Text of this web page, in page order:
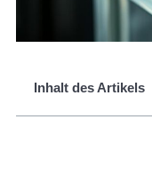
Inhalt des Artikels